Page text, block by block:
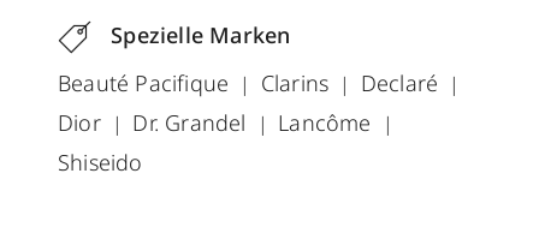
Spezielle Marken
Beauté Pacifique
Clarins
Declaré
Dior
Dr. Grandel
Lancôme
Shiseido